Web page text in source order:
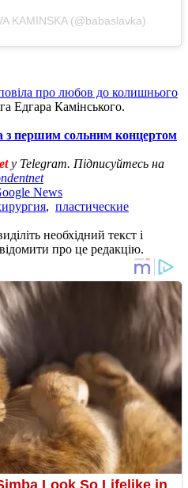
KAMINSKA (@babaslavka)
про любов до колишнього
Едгара Камінського.
з першим сольним концертом
у Telegram. Підписуйтесь на
News
, пластические
необхідний текст і
про це редакцію.